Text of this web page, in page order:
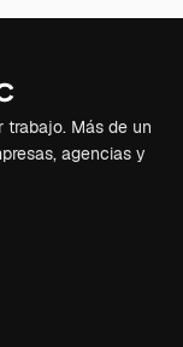
trabajo. Más de un
agencias y